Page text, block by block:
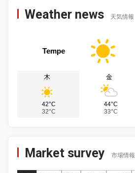
Weather news 天気情報
Tempe
木
42°C
32°C
金
44°C
33°C
Market survey 市場情報